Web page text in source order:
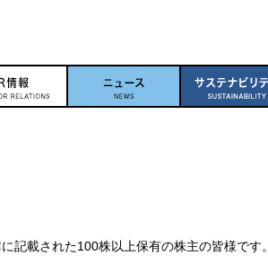
記載された100株以上保有の株主の皆様です。